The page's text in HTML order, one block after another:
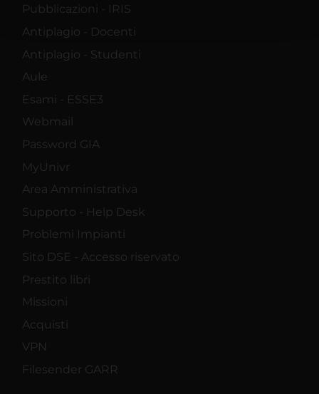
pubblicità e social media, i quali potrebbero combinarle
con altre informazioni che hai fornito loro o che hanno
Pubblicazioni - IRIS
Antiplagio - Docenti
Antiplagio - Studenti
Aule
Esami - ESSE3
Webmail
Password GIA
MyUnivr
Area Amministrativa
Supporto - Help Desk
Problemi Impianti
Sito DSE - Accesso riservato
Prestito libri
Missioni
Acquisti
VPN
Filesender GARR